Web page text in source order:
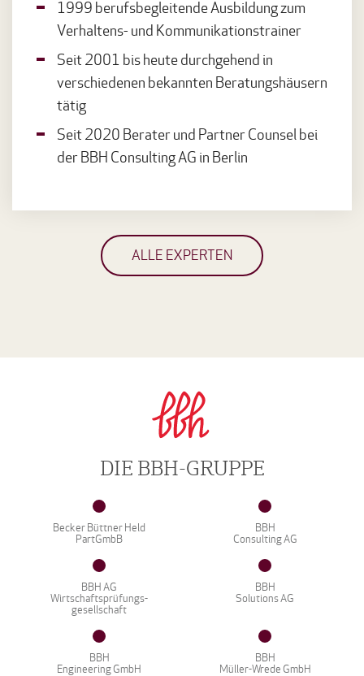
1999 berufsbegleitende Ausbildung zum
Verhaltens- und Kommunikationstrainer
Seit 2001 bis heute durchgehend in
verschiedenen bekannten Beratungshäusern
tätig
Seit 2020 Berater und Partner Counsel bei
der BBH Consulting AG in Berlin
ALLE EXPERTEN
DIE BBH-GRUPPE
Becker Büttner Held
PartGmbB
BBH
Consulting AG
BBH AG
Wirtschaftsprüfungs-
gesellschaft
BBH
Solutions AG
BBH
Engineering GmbH
BBH
Müller-Wrede GmbH